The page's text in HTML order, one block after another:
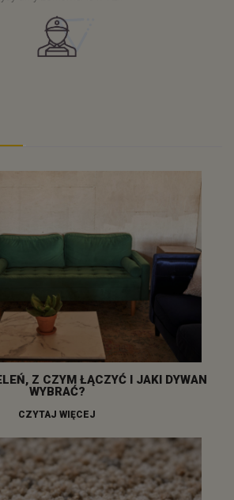
Z CZYM ŁĄCZYĆ I JAKI DYWAN
WYBRAĆ?
CZYTAJ WIĘCEJ